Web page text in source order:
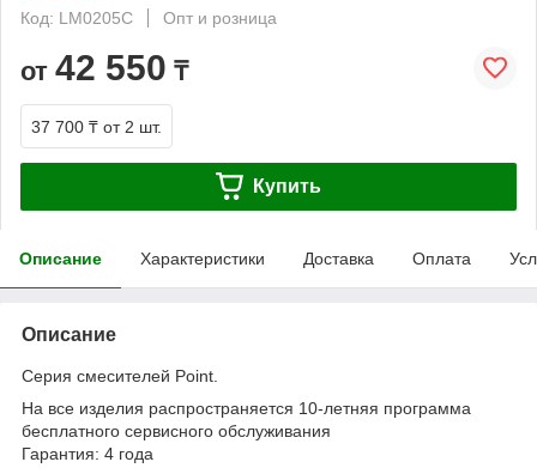
Код: LM0205C
Опт и розница
от 42 550 ₸
37 700 ₸ от 2 шт.
Купить
Описание Характеристики Доставка Оплата
Описание
Серия смесителей Point.
На все изделия распространяется 10-летняя программа
бесплатного сервисного обслуживания
Гарантия: 4 года